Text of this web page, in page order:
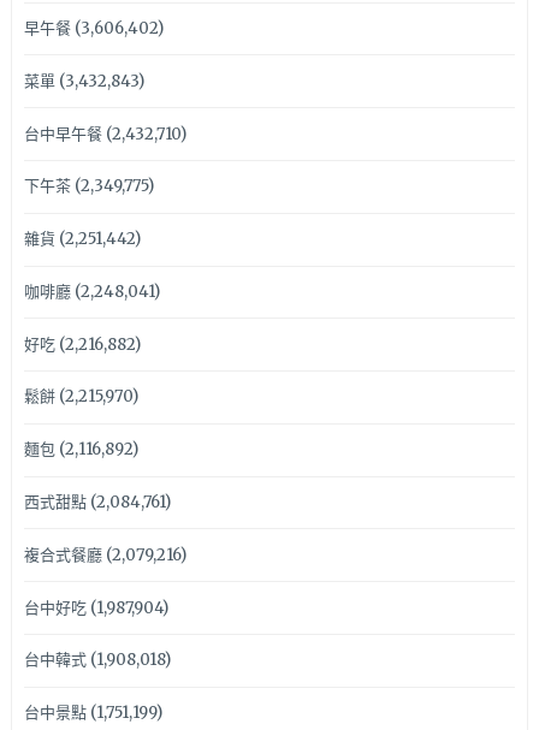
早午餐(3,606,402)
菜單(3,432,843)
台中早午餐(2,432,710)
下午茶(2,349,775)
雜貨 (2,251,442)
咖啡廳(2,248,041)
好吃(2,216,882)
鬆餅(2,215,970)
麵包(2,116,892)
西式甜點(2,084,761)
複合式餐廳(2,079,216)
台中好吃(1,987,904)
台中韓式(1,908,018)
台中景點(1,751,199)